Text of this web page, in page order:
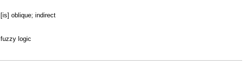
[is] oblique; indirect
fuzzy logic